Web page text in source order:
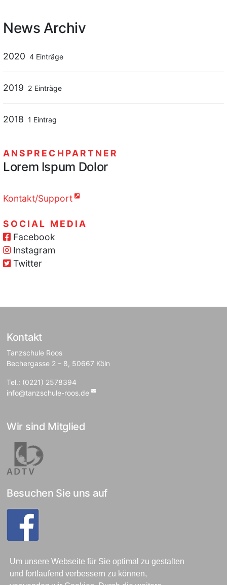
Um unsere Webseite für Sie optimal zu gestalten
und fortlaufend verbessern zu können,
News Archiv
2020 4 Einträge
2019 2 Einträge
2018 1 Eintrag
ANSPRECHPARTNER
Lorem Ispum Dolor
Kontakt/Support
SOCIAL MEDIA
Facebook
Instagram
Twitter
Kontakt
Tanzschule Roos
Bechergasse 2 – 8, 50667 Köln
Tel.: (0221) 2578394
info@tanzschule-roos.de
Wir sind Mitglied
Besuchen Sie uns auf
Rechtliches
Allgemeine Infos